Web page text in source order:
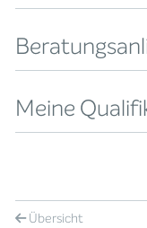
Meine
Übersicht